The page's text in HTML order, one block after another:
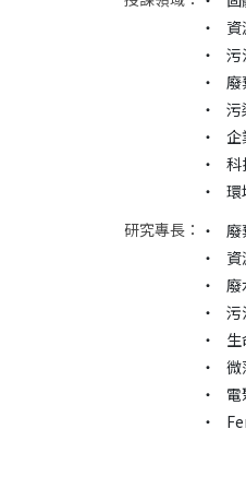
‧	資源回收再利用
‧	污泥處理
‧	廢棄物掩埋
‧	污染預防
‧	企業環境管理
‧	科技永續
研究專長： ‧	廢棄物處理
‧	資源回收再生利用
‧	廢水處理全回收
‧	污泥處理與資源化
‧	生命週期評估
‧	微藻處理廢水產製生質能源
‧	電聚浮除法處理廢水技術